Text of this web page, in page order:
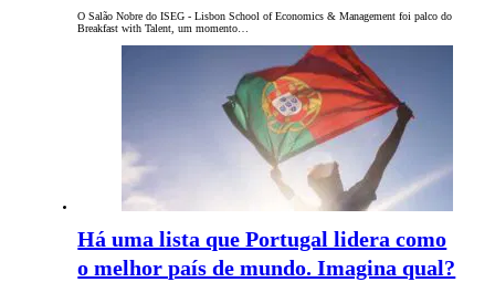
O Salão Nobre do ISEG - Lisbon School of Economics & Management foi palco do
Breakfast with Talent, um momento…
Há uma lista que Portugal lidera como
o melhor país de mundo. Imagina qual?